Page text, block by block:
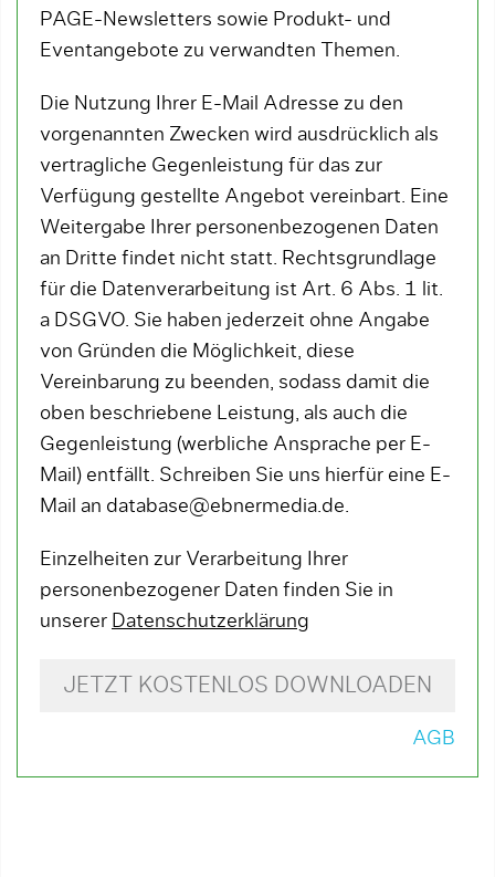
PAGE-Newsletters sowie Produkt- und
Eventangebote zu verwandten Themen.
Die Nutzung Ihrer E-Mail Adresse zu den
vorgenannten Zwecken wird ausdrücklich als
vertragliche Gegenleistung für das zur
Verfügung gestellte Angebot vereinbart. Eine
Weitergabe Ihrer personenbezogenen Daten
an Dritte findet nicht statt. Rechtsgrundlage
für die Datenverarbeitung ist Art. 6 Abs. 1 lit.
a DSGVO. Sie haben jederzeit ohne Angabe
von Gründen die Möglichkeit, diese
Vereinbarung zu beenden, sodass damit die
oben beschriebene Leistung, als auch die
Gegenleistung (werbliche Ansprache per E-
Mail) entfällt. Schreiben Sie uns hierfür eine E-
Mail an database@ebnermedia.de.
Einzelheiten zur Verarbeitung Ihrer
personenbezogener Daten finden Sie in
unserer Datenschutzerklärung
JETZT KOSTENLOS DOWNLOADEN
AGB